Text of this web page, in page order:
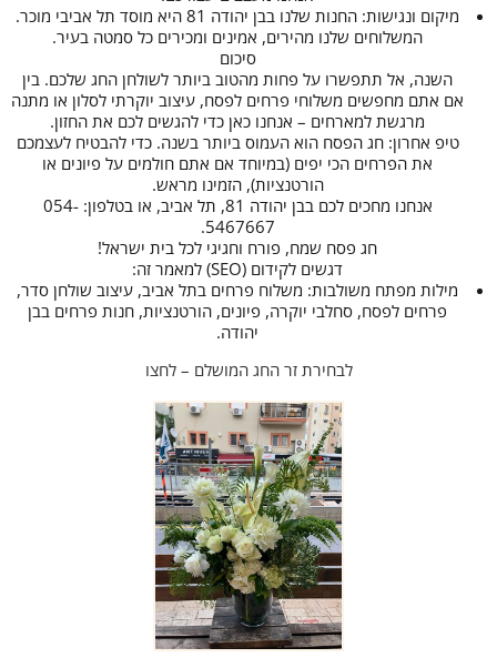
מיקום ונגישות: החנות שלנו בבן יהודה 81 היא מוסד תל אביבי מוכר.
המשלוחים שלנו מהירים, אמינים ומכירים כל סמטה בעיר.
סיכום
השנה, אל תתפשרו על פחות מהטוב ביותר לשולחן החג שלכם. בין
אם אתם מחפשים משלוחי פרחים לפסח, עיצוב יוקרתי לסלון או מתנה
מרגשת למארחים – אנחנו כאן כדי להגשים לכם את החזון.
טיפ אחרון: חג הפסח הוא העמוס ביותר בשנה. כדי להבטיח לעצמכם
את הפרחים הכי יפים (במיוחד אם אתם חולמים על פיונים או
הורטנציות), הזמינו מראש.
אנחנו מחכים לכם בבן יהודה 81, תל אביב, או בטלפון: 054-
5467667.
חג פסח שמח, פורח וחגיגי לכל בית ישראל!
דגשים לקידום (SEO) למאמר זה:
מילות מפתח משולבות: משלוח פרחים בתל אביב, עיצוב שולחן סדר,
פרחים לפסח, סחלבי יוקרה, פיונים, הורטנציות, חנות פרחים בבן
יהודה.
לבחירת זר החג המושלם – לחצו